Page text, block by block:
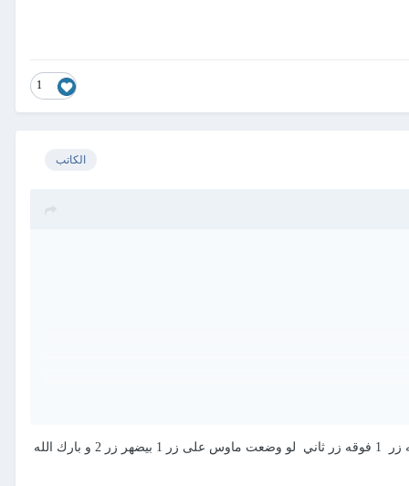
1
الكاتب
بارك الله فيك استاذ طريقة حلوة بس مع مشروعي لاتساعدني هل يمكن عملها بدون مجلد طريقة ذي أستاذ ويكون فيه زر 1 فوقه زر ثاني لو وضعت ماوس على زر 1 بيضهر زر 2 و بارك الله